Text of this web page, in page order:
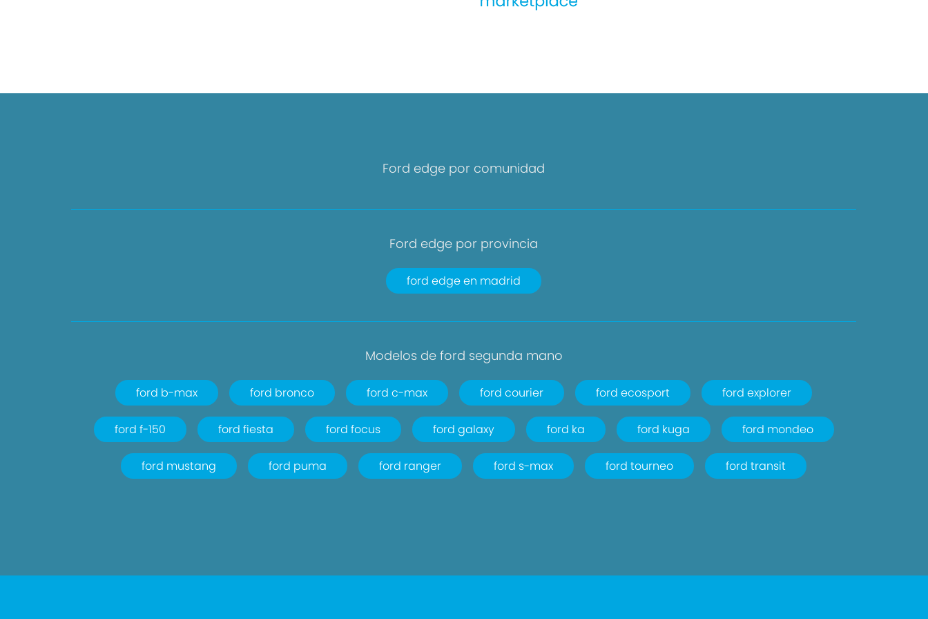
Ford edge por comunidad
Ford edge por provincia
ford edge en madrid
Modelos de ford segunda mano
ford b-max ford bronco ford c-max ford courier ford ecosport ford explorer
ford f-150 ford fiesta ford focus ford galaxy ford ka ford kuga ford mondeo
ford mustang ford puma ford ranger ford s-max ford tourneo ford transit